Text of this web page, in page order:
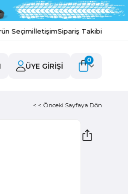
SeçimiİletişimSipariş Takibi
ÜYE GIRIŞI
0
< < Önceki Sayfaya Dön